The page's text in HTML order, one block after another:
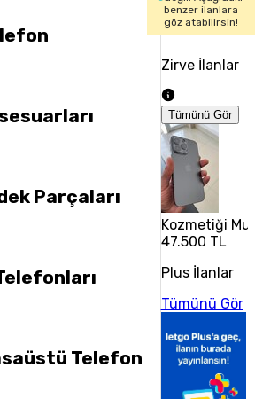
Parçaları
Telefon
benzer ilanlara
göz atabilirsin!
Zirve İlanlar
Tümünü Gör
Kozmetiği
47.500 TL
Plus İlanlar
Tümünü Gör